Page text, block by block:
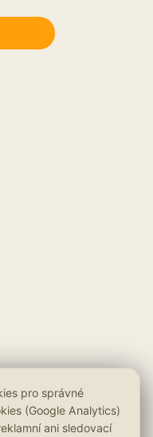
pro správné
(Google Analytics)
ani sledovací